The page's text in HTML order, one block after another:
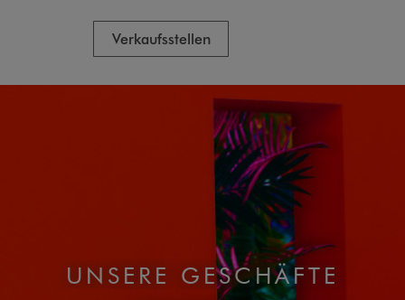
Verkaufsstellen
UNSERE GESCHÄFTE